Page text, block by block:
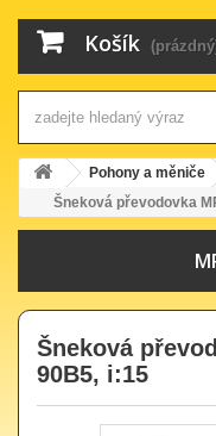
Košík
Pohony a měniče
Šneková převodovka
Šneková
90B5, i:15